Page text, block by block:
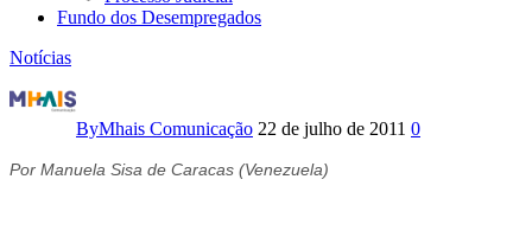
Fundo dos Desempregados
Notícias
A
revolução
bolivariana
ByMhais Comunicação 22 de julho de 2011 0
Por Manuela Sisa de Caracas (Venezuela)